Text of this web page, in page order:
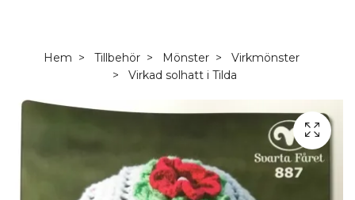
Hem Tillbehör Mönster
Virkmönster
Virkad solhatt i Tilda